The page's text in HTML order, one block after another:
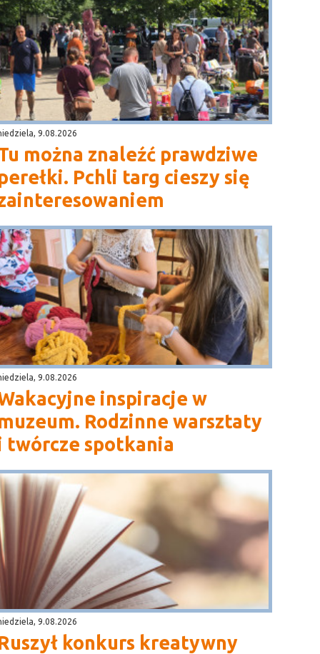
9.08.2026
można znaleźć prawdziwe
Pchli targ cieszy się
9.08.2026
inspiracje w
Rodzinne warsztaty
twórcze spotkania
9.08.2026
konkurs kreatywny